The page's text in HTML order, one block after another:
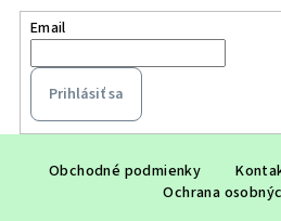
Email
Prihlásiť sa
Obchodné podmienky
Ochrana